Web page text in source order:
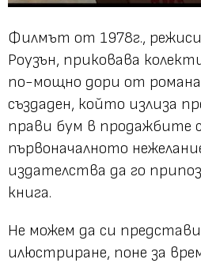
Филмът от 1978г.,
Роузън, приковава
по-мощно дори от
създаден, който излиза
прави бум в продажбите
първоначалното
издателства да го
книга.
Не можем да си
илюстриране, поне за